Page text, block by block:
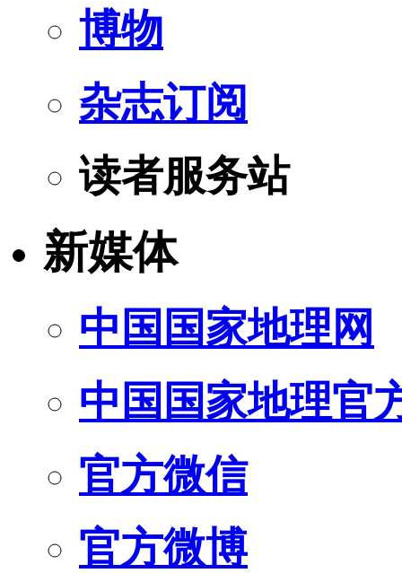
博物
杂志订阅
读者服务站
新媒体
中国国家地理网
中国国家地理官
官方微信
官方微博